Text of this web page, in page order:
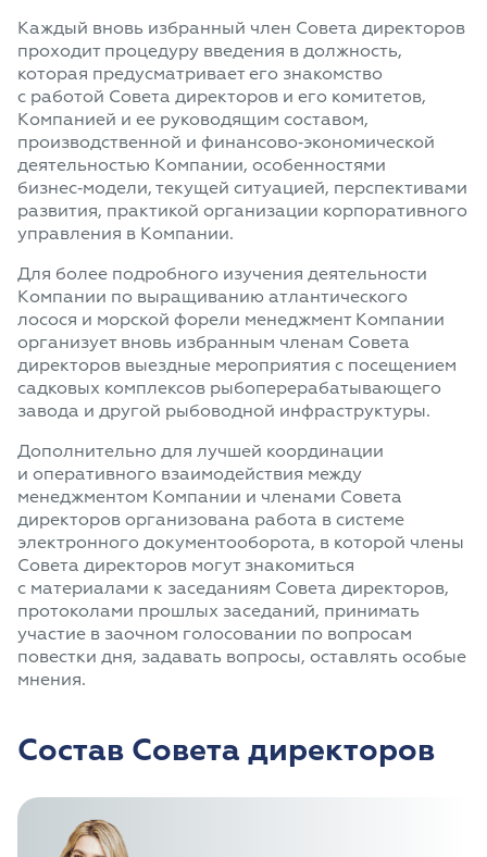
Каждый вновь избранный член Совета директоров
проходит процедуру введения в должность,
которая предусматривает его знакомство
с работой Совета директоров и его комитетов,
Компанией и ее руководящим составом,
производственной и финансово‑экономической
деятельностью Компании, особенностями
бизнес‑модели, текущей ситуацией, перспективами
развития, практикой организации корпоративного
управления в Компании.
Для более подробного изучения деятельности
Компании по выращиванию атлантического
лосося и морской форели менеджмент Компании
организует вновь избранным членам Совета
директоров выездные мероприятия с посещением
садковых комплексов рыбоперерабатывающего
завода и другой рыбоводной инфраструктуры.
Дополнительно для лучшей координации
и оперативного взаимодействия между
менеджментом Компании и членами Совета
директоров организована работа в системе
электронного документооборота, в которой члены
Совета директоров могут знакомиться
с материалами к заседаниям Совета директоров,
протоколами прошлых заседаний, принимать
участие в заочном голосовании по вопросам
повестки дня, задавать вопросы, оставлять особые
мнения.
Состав Совета директоров